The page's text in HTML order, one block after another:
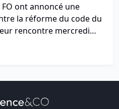
ont annoncé une
la réforme du code du
rencontre mercredi
Les syndicats
2017.